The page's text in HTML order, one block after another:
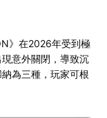
》在2026年受到極
意外關閉，導致沉
為三種，玩家可根